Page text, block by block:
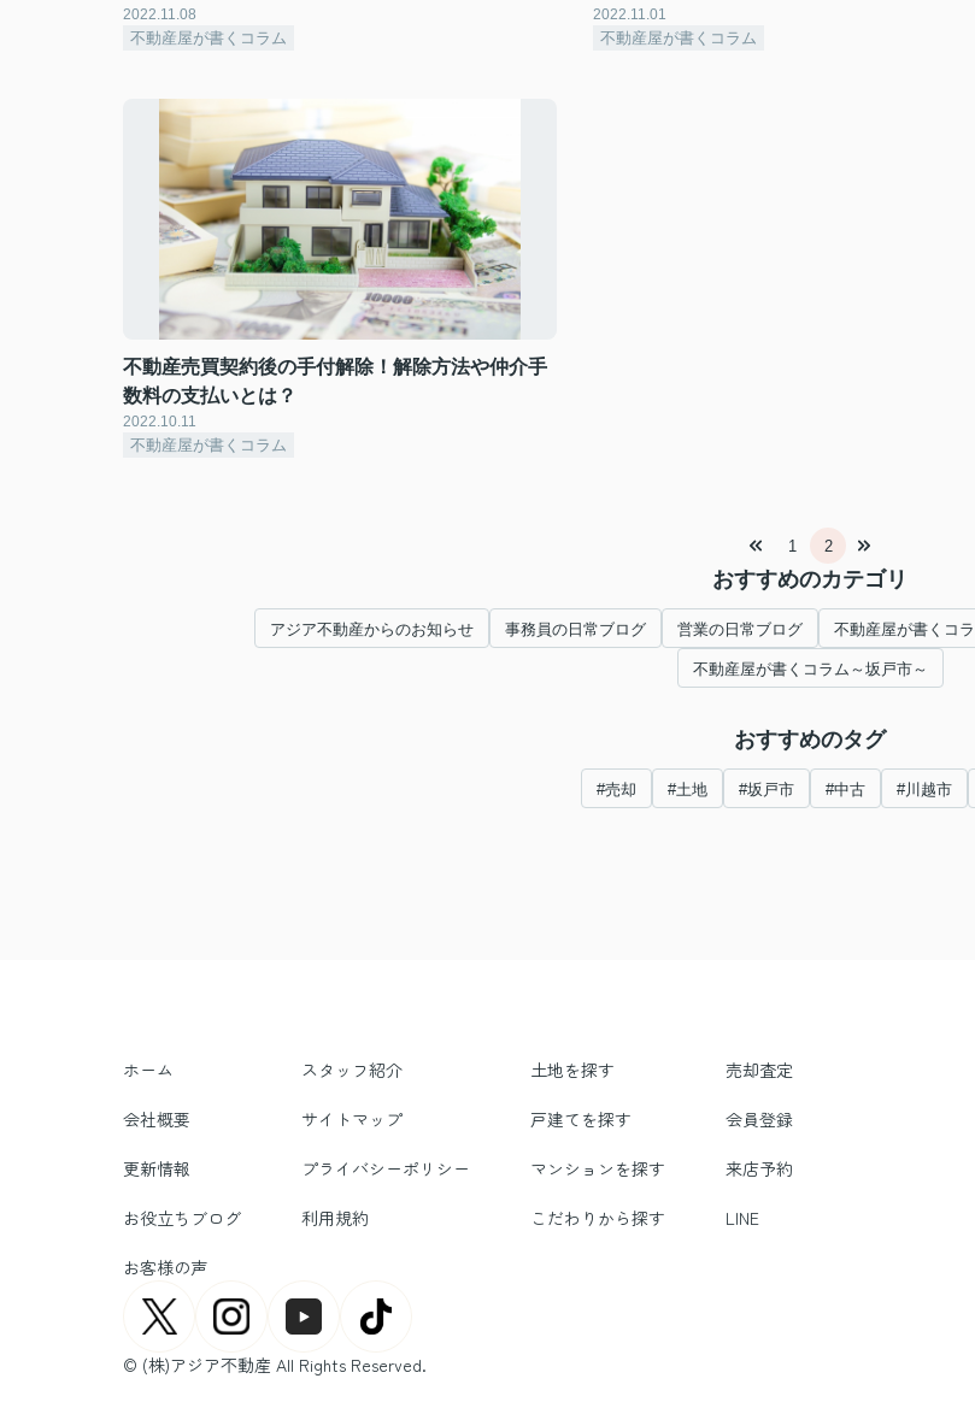
2022.11.08
不動産屋が書くコラム
2022.11.01
不動産屋が書くコラム
不動産売買契約後の手付解除！解除方法や仲介手
数料の支払いとは？
2022.10.11
不動産屋が書くコラム
1 2
おすすめのカテゴリ
アジア不動産からのお知らせ 事務員の日常ブログ 営業の日常ブログ 不動産屋が書くコ
不動産屋が書くコラム～坂戸市～
おすすめのタグ
#売却 #土地 #坂戸市 #中古 #川越市
ホーム スタッフ紹介 土地を探す 売却査定
会社概要 サイトマップ 戸建てを探す 会員登録
更新情報 プライバシーポリシー マンションを探す 来店予約
お役立ちブログ 利用規約 こだわりから探す LINE
お客様の声
© (株)アジア不動産 All Rights Reserved.